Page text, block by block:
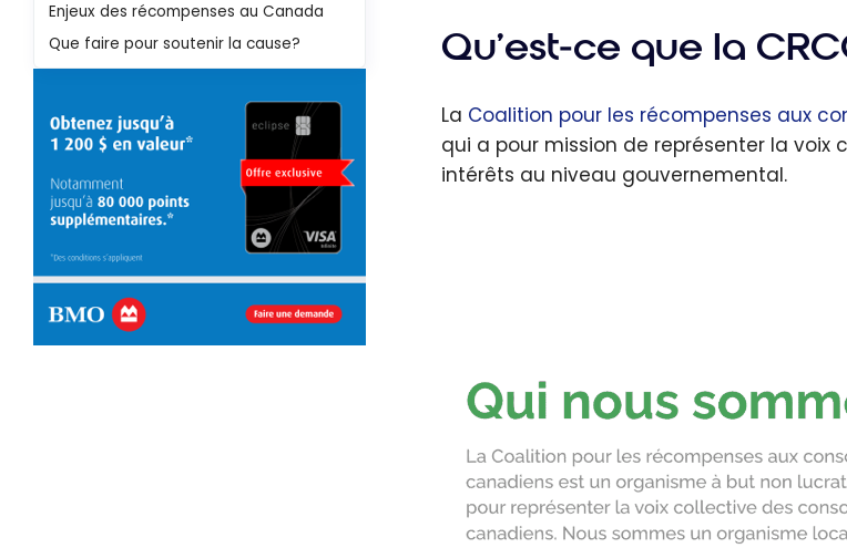
Qu’est-ce que la
La Coalition pour les récompenses aux
qui a pour mission de représenter la
intérêts au niveau gouvernemental.
Enjeux des récompenses au Canada
Que faire pour soutenir la cause?